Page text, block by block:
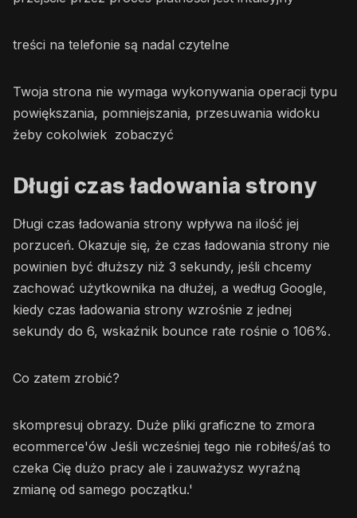
treści na telefonie są nadal czytelne
Twoja strona nie wymaga wykonywania operacji typu
powiększania, pomniejszania, przesuwania widoku
żeby cokolwiek zobaczyć
Długi czas ładowania strony
Długi czas ładowania strony wpływa na ilość jej
porzuceń. Okazuje się, że czas ładowania strony nie
powinien być dłuższy niż 3 sekundy, jeśli chcemy
zachować użytkownika na dłużej, a według Google,
kiedy czas ładowania strony wzrośnie z jednej
sekundy do 6, wskaźnik bounce rate rośnie o 106%.
Co zatem zrobić?
skompresuj obrazy. Duże pliki graficzne to zmora
ecommerce'ów Jeśli wcześniej tego nie robiłeś/aś to
czeka Cię dużo pracy ale i zauważysz wyraźną
zmianę od samego początku.'